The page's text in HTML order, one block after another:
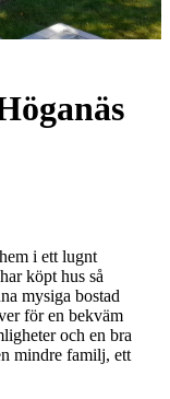
i ett lugnt
köpt hus så
mysiga bostad
för en bekväm
och en bra
mindre familj, ett